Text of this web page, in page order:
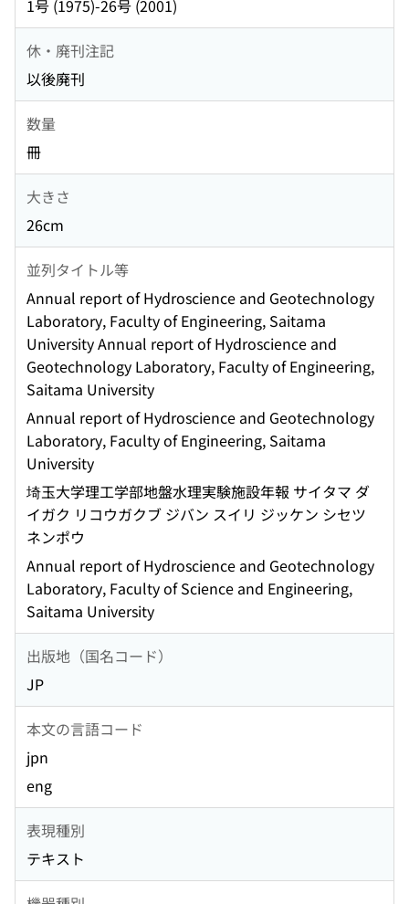
1号 (1975)-26号 (2001)
休・廃刊注記
以後廃刊
数量
冊
大きさ
26cm
並列タイトル等
Annual report of Hydroscience and Geotechnology
Laboratory, Faculty of Engineering, Saitama
University Annual report of Hydroscience and
Geotechnology Laboratory, Faculty of Engineering,
Saitama University
Annual report of Hydroscience and Geotechnology
Laboratory, Faculty of Engineering, Saitama
University
埼玉大学理工学部地盤水理実験施設年報 サイタマ ダ
イガク リコウガクブ ジバン スイリ ジッケン シセツ
ネンポウ
Annual report of Hydroscience and Geotechnology
Laboratory, Faculty of Science and Engineering,
Saitama University
出版地（国名コード）
JP
本文の言語コード
jpn
eng
表現種別
テキスト